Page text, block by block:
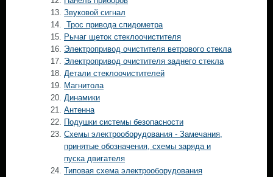
Звуковой сигнал
Трос привода спидометра
Рычаг щеток стеклоочистителя
Электропривод очистителя ветрового стекла
Электропривод очистителя заднего стекла
Детали стеклоочистителей
Магнитола
Динамики
Антенна
Подушки системы безопасности
Схемы электрооборудования - Замечания,
принятые обозначения, схемы заряда и
пуска двигателя
Типовая схема электрооборудования